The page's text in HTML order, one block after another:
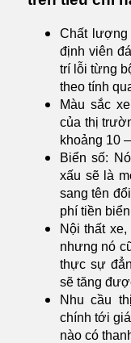
Chất lượng
định viên
trí lỗi từng
theo tính
Màu sắc
của thị
khoảng 10
Biển số:
xấu sẽ là
sang tên
phí tiền
Nội thất
nhưng nó
thực sự
sẽ tăng
Nhu cầu
chính tới
nào có